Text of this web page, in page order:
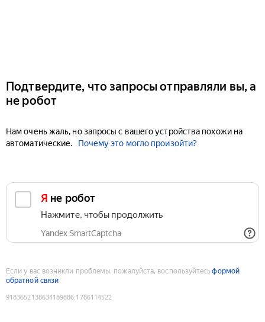
Подтвердите, что запросы отправляли вы, а
не робот
Нам очень жаль, но запросы с вашего устройства похожи на
автоматические.
Почему это могло произойти?
Я не робот
Нажмите, чтобы продолжить
Yandex SmartCaptcha
Если у вас возникли проблемы, пожалуйста, воспользуйтесьформой
обратной связи
9183652138634189886:1786114522